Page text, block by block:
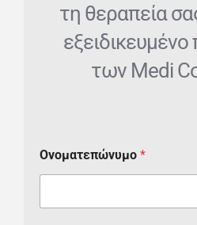
τη θεραπεία
των Medi
Ονοματεπώνυμο*